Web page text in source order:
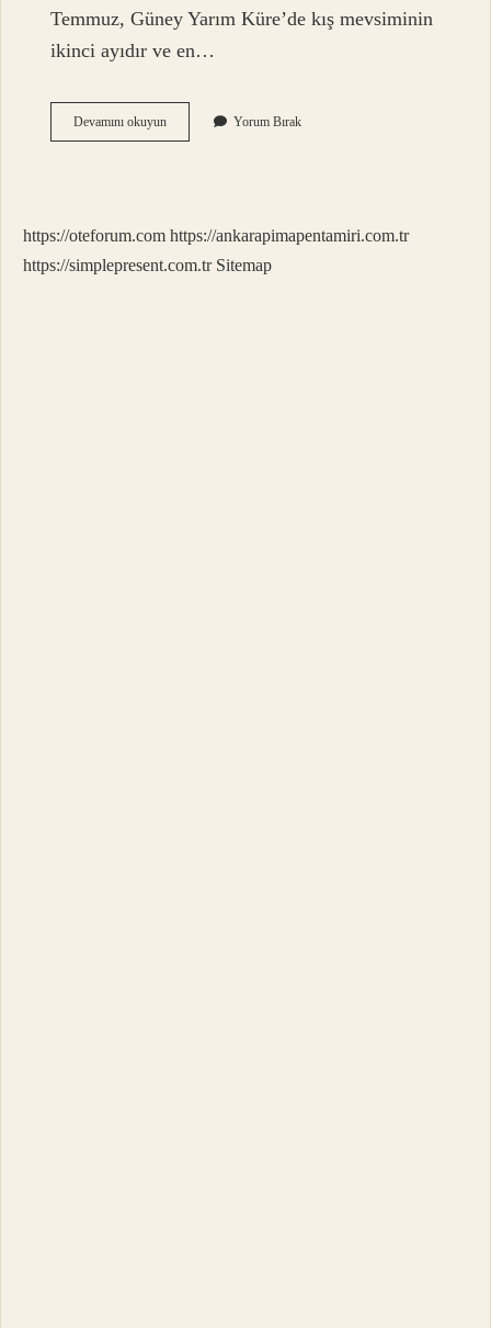
Temmuz, Güney Yarım Küre’de kış mevsiminin
ikinci ayıdır ve en…
Devamını okuyun6
January
Yorum Bırak
https://oteforum.com https://ankarapimapentamiri.com.tr
https://simplepresent.com.tr Sitemap